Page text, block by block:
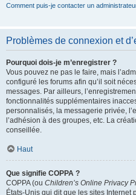
Comment puis-je contacter un
Problèmes de connexion et
Pourquoi dois-je m’enregistrer ?
Vous pouvez ne pas le faire, mais
configuré les forums afin qu’il soit
messages. Par ailleurs,
fonctionnalités supplémentaires
personnalisés, la messagerie privée,
l’adhésion à des groupes, etc. La
conseillée.
Haut
Que signifie COPPA ?
COPPA (ou Children’s Online Privacy
États-Unis qui dit que les sites